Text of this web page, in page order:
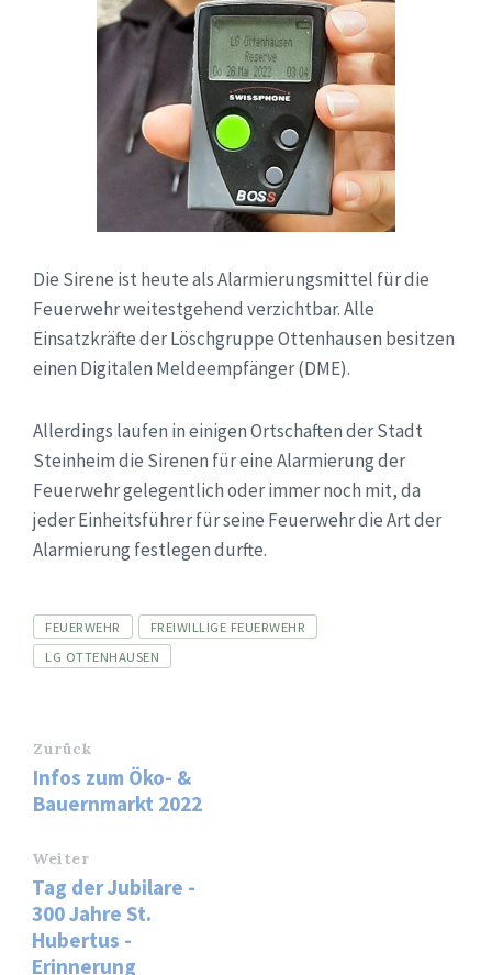
Die Sirene ist heute als Alarmierungsmittel für die
Feuerwehr weitestgehend verzichtbar. Alle
Einsatzkräfte der Löschgruppe Ottenhausen besitzen
einen Digitalen Meldeempfänger (DME).
Allerdings laufen in einigen Ortschaften der Stadt
Steinheim die Sirenen für eine Alarmierung der
Feuerwehr gelegentlich oder immer noch mit, da
jeder Einheitsführer für seine Feuerwehr die Art der
Alarmierung festlegen durfte.
Tags
FEUERWEHR
FREIWILLIGE FEUERWEHR
LG OTTENHAUSEN
Zurück
Infos zum Öko- &
Bauernmarkt 2022
Weiter
Tag der Jubilare -
300 Jahre St.
Hubertus -
Erinnerung